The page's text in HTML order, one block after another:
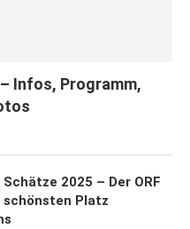
Infos, Programm,
2025 – Der ORF
Platz